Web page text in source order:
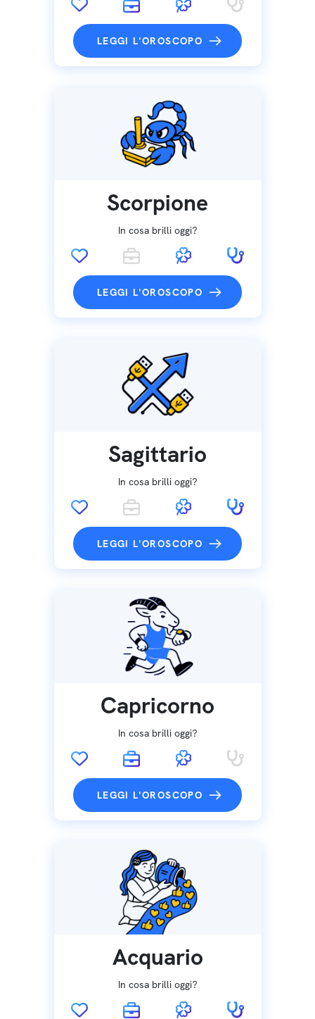
LEGGI L'OROSCOPO
Scorpione
In cosa brilli oggi?
LEGGI L'OROSCOPO
Sagittario
In cosa brilli oggi?
LEGGI L'OROSCOPO
Capricorno
In cosa brilli oggi?
LEGGI L'OROSCOPO
Acquario
In cosa brilli oggi?